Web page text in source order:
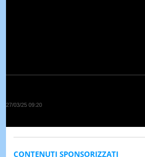
27/03/25 09:20